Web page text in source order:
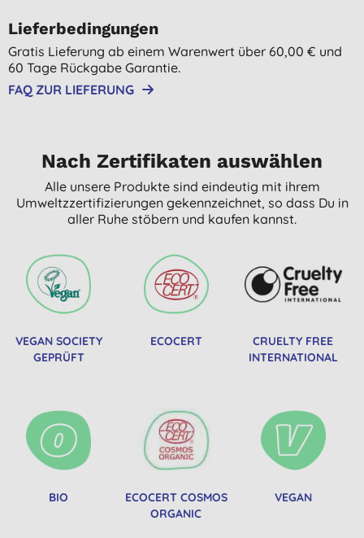
Lieferbedingungen
Gratis Lieferung ab einem Warenwert über 60,00 € und
60 Tage Rückgabe Garantie.
FAQ ZUR LIEFERUNG
Nach Zertifikaten auswählen
Alle unsere Produkte sind eindeutig mit ihrem
Umweltzzertifizierungen gekennzeichnet, so dass Du in
aller Ruhe stöbern und kaufen kannst.
VEGAN SOCIETY
GEPRÜFT
ECOCERT
CRUELTY FREE
INTERNATIONAL
BIO
ECOCERT COSMOS
ORGANIC
VEGAN